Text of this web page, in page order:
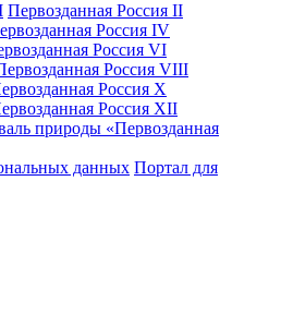
Первозданная Россия II
Россия IV
Россия VI
Россия VIII
Россия X
Россия XII
данных Портал для